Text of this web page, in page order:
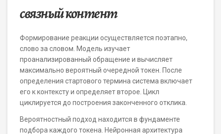
связный контент
Формирование реакции осуществляется поэтапно,
слово за словом. Модель изучает
проанализированный обращение и вычисляет
максимально вероятный очередной токен. После
определения стартового термина система включает
его к контексту и определяет второе. Цикл
циклируется до построения законченного отклика.
Вероятностный подход находится в фундаменте
подбора каждого токена. Нейронная архитектура